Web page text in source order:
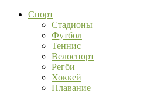
Спорт
Стадионы
Футбол
Теннис
Велоспорт
Регби
Хоккей
Плавание